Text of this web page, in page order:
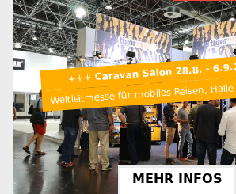
+++Caravan Salon 28.8. -
Weltleitmesse für mobiles Reisen,
MEHR INFOS